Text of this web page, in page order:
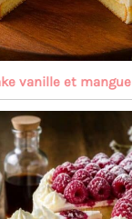
vanille et mangue